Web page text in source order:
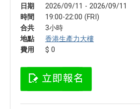
日期
2026/09/11 - 2026/09/11
時間
19:00-22:00 (FRI)
合共
3小時
地點
香港生產力大樓
費用
$ 0